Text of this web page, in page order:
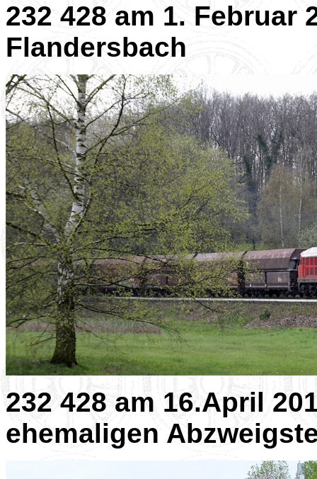
232 428 am 1. Februar
Flandersbach
232 428 am 16.April
ehemaligen